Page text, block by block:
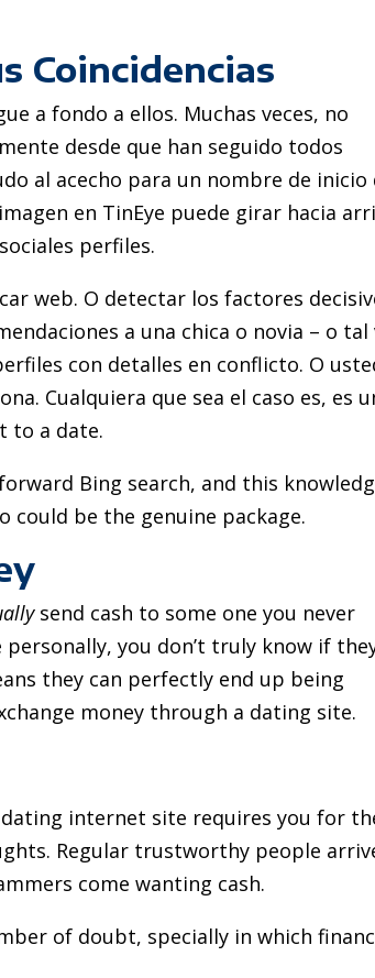
Coincidencias
a fondo a ellos. Muchas veces, no
desde que han seguido todos
al acecho para un nombre de inicio
en TinEye puede girar hacia
perfiles.
web. O detectar los factores
a una chica o novia – o tal
con detalles en conflicto. O
Cualquiera que sea el caso es, es
to a date.
Bing search, and this
could be the genuine package.
send cash to some one you never
personally, you don’t truly know if
they can perfectly end up being
money through a dating site.
internet site requires you for
Regular trustworthy people
come wanting cash.
of doubt, specially in which